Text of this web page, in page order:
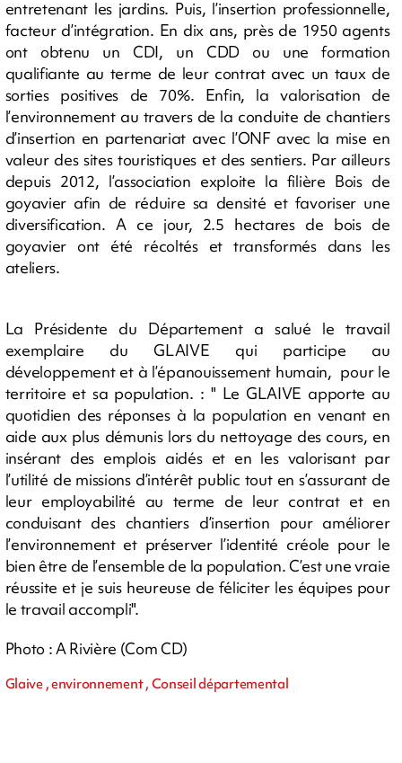
entretenant les jardins. Puis, l’insertion professionnelle,
facteur d’intégration. En dix ans, près de 1950 agents
ont obtenu un CDI, un CDD ou une formation
qualifiante au terme de leur contrat avec un taux de
sorties positives de 70%. Enfin, la valorisation de
l’environnement au travers de la conduite de chantiers
d’insertion en partenariat avec l’ONF avec la mise en
valeur des sites touristiques et des sentiers. Par ailleurs
depuis 2012, l’association exploite la filière Bois de
goyavier afin de réduire sa densité et favoriser une
diversification. A ce jour, 2.5 hectares de bois de
goyavier ont été récoltés et transformés dans les
ateliers.
La Présidente du Département a salué le travail
exemplaire du GLAIVE qui participe au
développement et à l’épanouissement humain, pour le
territoire et sa population. : " Le GLAIVE apporte au
quotidien des réponses à la population en venant en
aide aux plus démunis lors du nettoyage des cours, en
insérant des emplois aidés et en les valorisant par
l’utilité de missions d’intérêt public tout en s’assurant de
leur employabilité au terme de leur contrat et en
conduisant des chantiers d’insertion pour améliorer
l’environnement et préserver l’identité créole pour le
bien être de l’ensemble de la population. C’est une vraie
réussite et je suis heureuse de féliciter les équipes pour
le travail accompli".
Photo : A Rivière (Com CD)
Glaive , environnement , Conseil départemental